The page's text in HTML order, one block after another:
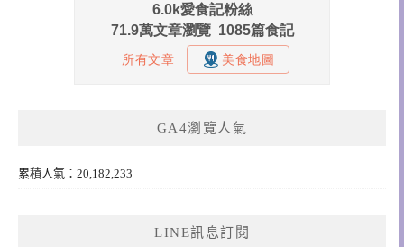
GA4瀏覽人氣
累積人氣：20,182,233
LINE訊息訂閱